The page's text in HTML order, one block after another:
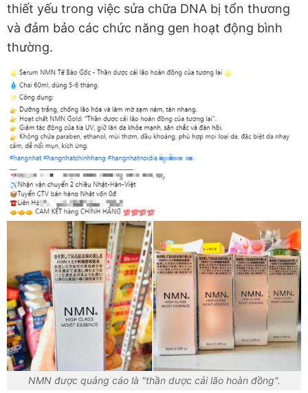
thiết yếu trong việc sửa chữa DNA bị tổn thương
và đảm bảo các chức năng gen hoạt động bình
thường.
NMN được quảng cáo là "thần dược cải lão hoàn đồng".